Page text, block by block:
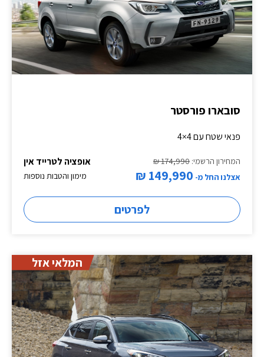
סובארו פורסטר
פנאי שטח עם 4×4
אופציה לטרייד אין
המחירון הרשמי: 174,990 ₪
מימון והטבות נוספות
אצלנו החל מ- 149,990 ₪
לפרטים
המלאי אזל